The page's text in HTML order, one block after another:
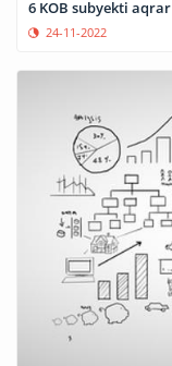
6 KOB subyekti
24-11-2022